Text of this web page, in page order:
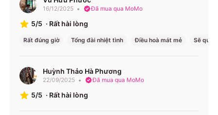
Tuyến xe – Giá vé – Lịch chạy
Tuyến xe Loại xe Lịch chạy
(VNĐ)
↔ Gia
Lai
Limousine
32 phòng
18:30 (Gia
Lai)
16/12/2025 Đã mua qua MoMo
5/5 · Rất hài lòng
Rất đúng giờ Tổng đài nhiệt tình Điều hoà mát mẻ Sẽ quay
Huỳnh Thảo Hà Phương
22/09/2025 Đã mua qua MoMo
5/5 · Rất hài lòng